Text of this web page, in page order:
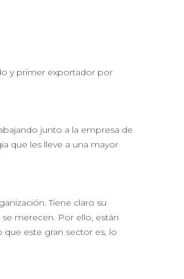
y primer exportador por
junto a la empresa de
que les lleve a una mayor
Tiene claro su
merecen. Por ello, están
este gran sector es, lo